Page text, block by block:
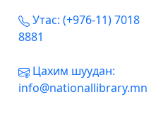
Утас: (+976-11) 7018
8881
Цахим шуудан:
info@nationallibrary.mn